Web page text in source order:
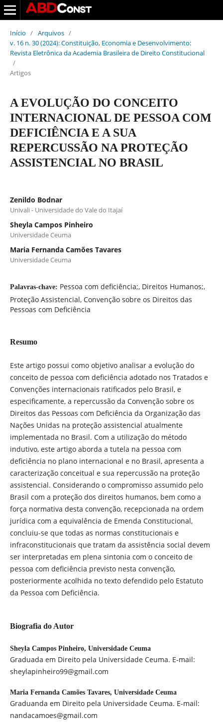
Início / Arquivos /
v. 16 n. 30 (2024): Constituição, Economia e Desenvolvimento:
Revista Eletrônica da Academia Brasileira de Direito Constitucional
/
Artigos
A EVOLUÇÃO DO CONCEITO
INTERNACIONAL DE PESSOA COM
DEFICIÊNCIA E A SUA
REPERCUSSÃO NA PROTEÇÃO
ASSISTENCIAL NO BRASIL
Zenildo Bodnar
Univali - Universidade do Vale do Itajaí
Sheyla Campos Pinheiro
Universidade Ceuma
Maria Fernanda Camões Tavares
Universidade Ceuma
Palavras-chave: Pessoa com deficiência;, Direitos Humanos;,
Proteção Assistencial, Convenção sobre os Direitos das
Pessoas com Deficiência
Resumo
Este artigo possui como objetivo analisar a evolução do
conceito de pessoa com deficiência adotado nos Tratados e
Convenções internacionais ratificados pelo Brasil, e
especificamente, a repercussão da Convenção sobre os
Direitos das Pessoas com Deficiência da Organização das
Nações Unidas na proteção assistencial atualmente
implementada no Brasil. Com a utilização do método
indutivo, este artigo aborda a tutela na pessoa com
deficiência no plano internacional e no Brasil, apresenta a
caracterização conceitual e sua repercussão na proteção
assistencial. Considerando o compromisso assumido pelo
Brasil com a proteção dos direitos humanos, bem como a
força normativa desta convenção, recepcionada na ordem
jurídica com a equivalência de Emenda Constitucional,
concluiu-se que todas as normas constitucionais e
infraconstitucionais que tratam da assistência social devem
ser interpretadas em plena sintonia com o conceito de
pessoa com deficiência previsto nesta convenção,
posteriormente acolhida no texto defendido pelo Estatuto
da Pessoa com Deficiência.
Biografia do Autor
Sheyla Campos Pinheiro, Universidade Ceuma
Graduada em Direito pela Universidade Ceuma. E-mail:
sheylapinheiro99@gmail.com
Maria Fernanda Camões Tavares, Universidade Ceuma
Graduanda em Direito pela Universidade Ceuma. E-mail:
nandacamoes@gmail.com